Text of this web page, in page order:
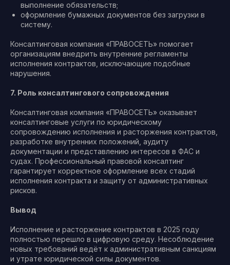
выполнение обязательств;
оформление бумажных документов без загрузки в
систему.
Консалтинговая компания «ПРАВОСЕТЬ» помогает
организациям внедрить внутренние регламенты
исполнения контрактов, исключающие подобные
нарушения.
7. Роль консалтингового сопровождения
Консалтинговая компания «ПРАВОСЕТЬ» оказывает
консалтинговые услуги по юридическому
сопровождению исполнения и расторжения контрактов,
разработке внутренних положений, аудиту
документации и представлению интересов в ФАС и
судах. Профессиональный правовой консалтинг
гарантирует корректное оформление всех стадий
исполнения контракта и защиту от административных
рисков.
Вывод
Исполнение и расторжение контрактов в 2025 году
полностью перешло в цифровую среду. Несоблюдение
новых требований ведёт к административным санкциям
и утрате юридической силы документов.